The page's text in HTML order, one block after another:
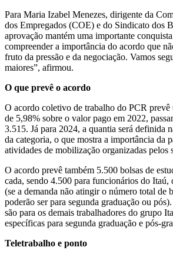
Para Maria Izabel Menezes, dirigente da
dos Empregados (COE) e do Sindicato dos
aprovação mantém uma importante
compreender a importância do acordo que
fruto da pressão e da negociação. Vamos
maiores”, afirmou.
O que prevê o acordo
O acordo coletivo de trabalho do PCR prevê
de 5,98% sobre o valor pago em 2022,
3.515. Já para 2024, a quantia será definida
da categoria, o que mostra a importância da
atividades de mobilização organizadas pelos
O acordo prevê também 5.500 bolsas de
cada, sendo 4.500 para funcionários do Itaú,
(se a demanda não atingir o número total de
poderão ser para segunda graduação ou
são para os demais trabalhadores do grupo
específicas para segunda graduação e pós-
Teletrabalho e ponto